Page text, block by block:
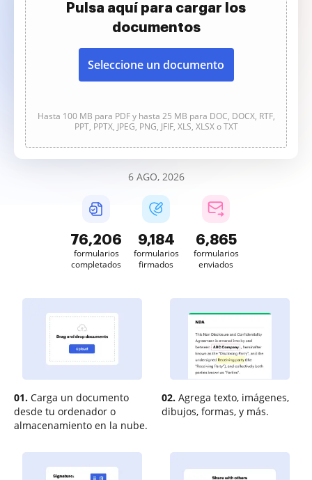
Pulsa aquí para cargar los
documentos
Seleccione un documento
Hasta 100 MB para PDF y hasta 25 MB para DOC, DOCX, RTF,
PPT, PPTX, JPEG, PNG, JFIF, XLS, XLSX o TXT
6 AGO, 2026
76,206
formularios
completados
9,184
formularios
firmados
6,865
formularios
enviados
01. Carga un documento
desde tu ordenador o
almacenamiento en la nube.
02. Agrega texto, imágenes,
dibujos, formas, y más.